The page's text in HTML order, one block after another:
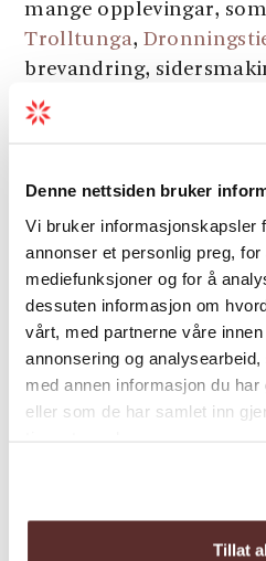
Denne nettsiden bruker
Vi bruker informasjonskapsler
annonser et personlig preg,
mediefunksjoner og for å
dessuten informasjon om
vårt, med partnerne våre innen
annonsering og
med annen informasjon du har
eller som de har samlet inn
Tillat
mange opplevingar,
Trolltunga,
brevandring,
meir.
Aktiviteter
Båter
Natur og terreng